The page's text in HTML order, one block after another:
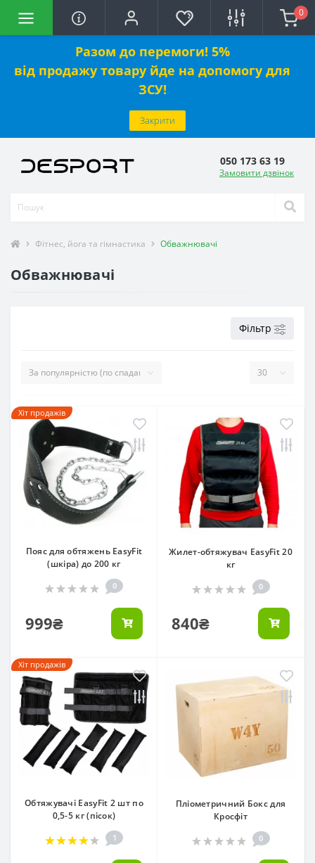
Разом до перемоги! 5%
від продажу товару йде на допомогу для
ЗСУ!
Закрити
0
050 173 63 19
Замовити дзвінок
Фітнес, йога та гімнастика Обважнювачі
Обважнювачі
Фільтр
Хіт продажів
Пояс для обтяжень EasyFit
(шкіра) до 200 кг
0
999₴
Жилет-обтяжувач EasyFit 20
кг
0
840₴
Хіт продажів
Обтяжувачі EasyFit 2 шт по
0,5-5 кг (пісок)
1
Пліометричний Бокс для
Кросфіт
0